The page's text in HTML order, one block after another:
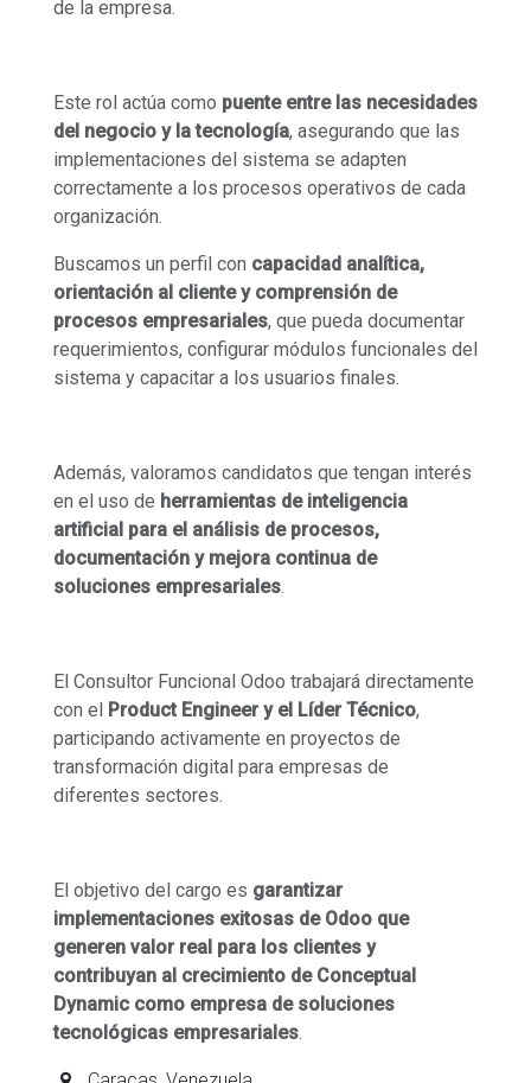
de la empresa.
Este rol actúa como puente entre las necesidades
del negocio y la tecnología, asegurando que las
implementaciones del sistema se adapten
correctamente a los procesos operativos de cada
organización.
Buscamos un perfil con capacidad analítica,
orientación al cliente y comprensión de
procesos empresariales, que pueda documentar
requerimientos, configurar módulos funcionales del
sistema y capacitar a los usuarios finales.
Además, valoramos candidatos que tengan interés
en el uso de herramientas de inteligencia
artificial para el análisis de procesos,
documentación y mejora continua de
soluciones empresariales.
El Consultor Funcional Odoo trabajará directamente
con el Product Engineer y el Líder Técnico,
participando activamente en proyectos de
transformación digital para empresas de
diferentes sectores.
El objetivo del cargo es garantizar
implementaciones exitosas de Odoo que
generen valor real para los clientes y
contribuyan al crecimiento de Conceptual
Dynamic como empresa de soluciones
tecnológicas empresariales.